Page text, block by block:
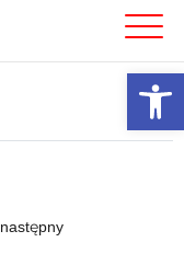
następny